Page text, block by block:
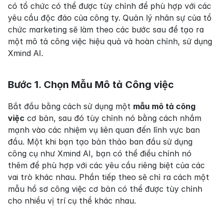
có tổ chức có thể được tùy chỉnh để phù hợp với các
yêu cầu độc đáo của công ty. Quản lý nhân sự của tổ
chức marketing sẽ làm theo các bước sau để tạo ra
một mô tả công việc hiệu quả và hoàn chỉnh, sử dụng
Xmind AI.
Bước 1. Chọn Mẫu Mô tả Công việc
Bắt đầu bằng cách sử dụng một mẫu mô tả công
việc cơ bản, sau đó tùy chỉnh nó bằng cách nhắm
mạnh vào các nhiệm vụ liên quan đến lĩnh vực ban
đầu. Một khi bạn tạo bản thảo ban đầu sử dụng
công cụ như Xmind AI, bạn có thể điều chỉnh nó
thêm để phù hợp với các yêu cầu riêng biệt của các
vai trò khác nhau. Phần tiếp theo sẽ chỉ ra cách một
mẫu hồ sơ công việc cơ bản có thể được tùy chỉnh
cho nhiều vị trí cụ thể khác nhau.